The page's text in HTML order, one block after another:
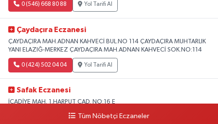
0 (546) 668 80 88 Yol Tarifi Al
Çaydaçıra Eczanesi
ÇAYDAÇIRA MAH.ADNAN KAHVECİ BUL.NO 114 ÇAYDAÇIRA MUHTARLIK
YANI ELAZIĞ-MERKEZ ÇAYDAÇIRA MAH.ADNAN KAHVECİ SOK.NO:114
0 (424) 502 04 04 Yol Tarifi Al
Safak Eczanesi
İCADİYE MAH. 1.HARPUT CAD. NO:16 E
Yol Tarifi Al
Tüm Nöbetçi Eczaneler